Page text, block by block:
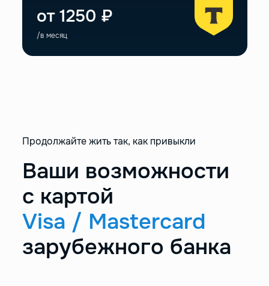
от 1250 ₽
/в месяц
Продолжайте жить так, как привыкли
Ваши возможности
с картой
Visa / Mastercard
зарубежного банка